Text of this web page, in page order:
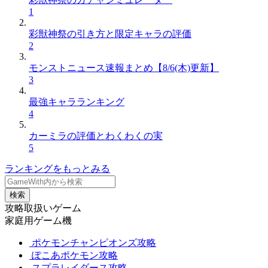
1
彩獣神祭の引き方と限定キャラの評価
2
モンストニュース速報まとめ【8/6(木)更新】
3
最強キャラランキング
4
カーミラの評価とわくわくの実
5
ランキングをもっとみる
検索
攻略取扱いゲーム
家庭用ゲーム機
ポケモンチャンピオンズ攻略
ぽこあポケモン攻略